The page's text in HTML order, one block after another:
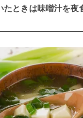
たときは味噌汁を夜